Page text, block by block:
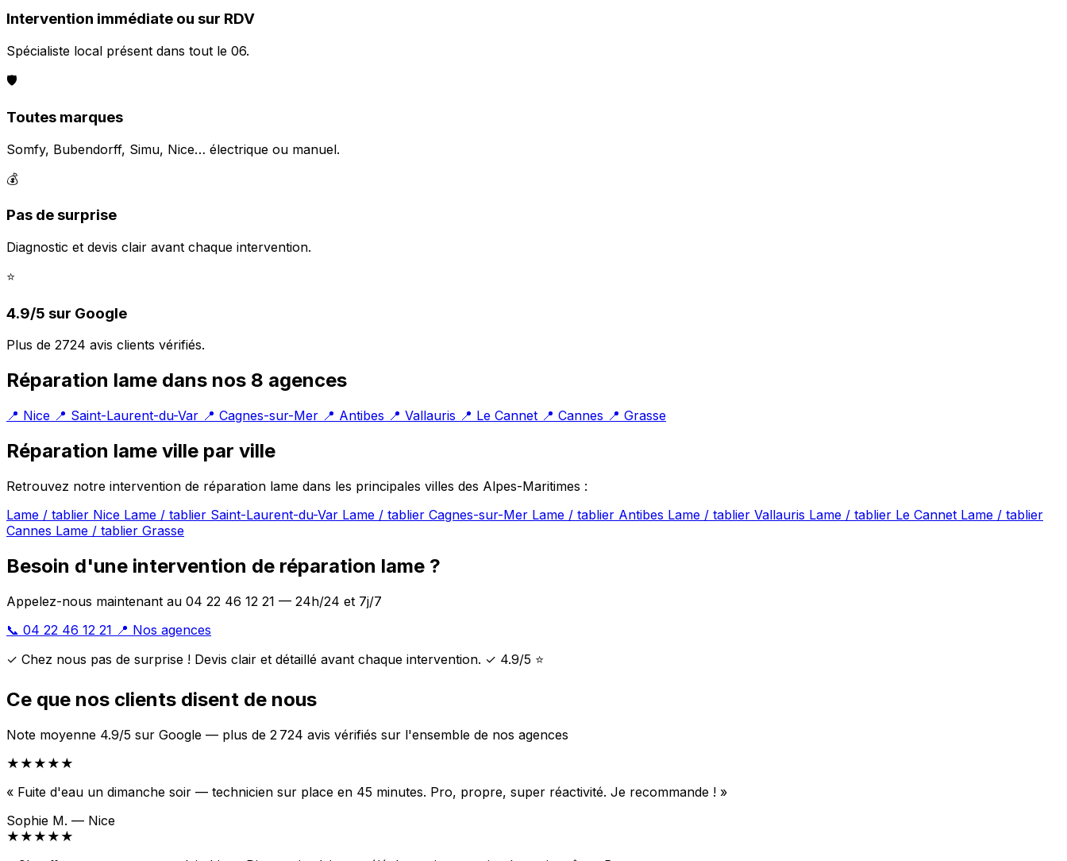
Intervention immédiate ou sur RDV
Spécialiste local présent dans tout le 06.
🛡️
Toutes marques
Somfy, Bubendorff, Simu, Nice… électrique ou manuel.
💰
Pas de surprise
Diagnostic et devis clair avant chaque intervention.
⭐
4.9/5 sur Google
Plus de 2724 avis clients vérifiés.
Réparation lame dans nos 8 agences
📍 Nice 📍 Saint-Laurent-du-Var 📍 Cagnes-sur-Mer 📍 Antibes 📍 Vallauris 📍 Le Cannet 📍 Cannes 📍 Grasse
Réparation lame ville par ville
Retrouvez notre intervention de réparation lame dans les principales villes des Alpes-Maritimes :
Lame / tablier Nice Lame / tablier Saint-Laurent-du-Var Lame / tablier Cagnes-sur-Mer Lame / tablier Antibes Lame / tablier Vallauris Lame / tablier Le Cannet Lame / tablier
Cannes Lame / tablier Grasse
Besoin d'une intervention de réparation lame ?
Appelez-nous maintenant au 04 22 46 12 21 — 24h/24 et 7j/7
📞 04 22 46 12 21 📍 Nos agences
✓ Chez nous pas de surprise ! Devis clair et détaillé avant chaque intervention. ✓ 4.9/5 ⭐
Ce que nos clients disent de nous
Note moyenne 4.9/5 sur Google — plus de 2 724 avis vérifiés sur l'ensemble de nos agences
★★★★★
« Fuite d'eau un dimanche soir — technicien sur place en 45 minutes. Pro, propre, super réactivité. Je recommande ! »
Sophie M. — Nice
★★★★★